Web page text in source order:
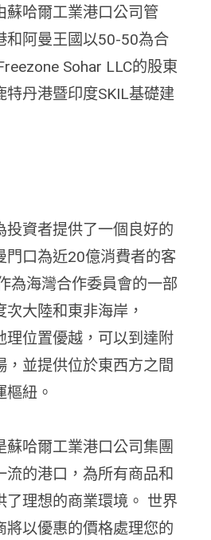
蘇哈爾工業港口公司管
和阿曼王國以50-50為合
Sohar LLC的股東
特丹港暨印度SKIL基礎建
投資者提供了一個良好的
門口為近20億消費者的客
為海灣合作委員會的一部
大陸和東非海岸，
理位置優越，可以到達附
，並提供位於東西方之間
紐。
蘇哈爾工業港口公司集團
流的港口，為所有商品和
了理想的商業環境。 世界
將以優惠的價格處理您的